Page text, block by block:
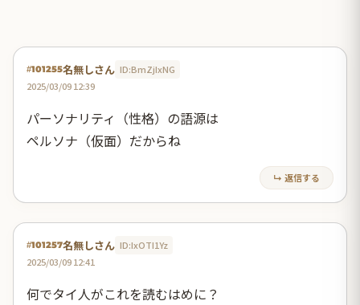
#101255名無しさん ID:BmZjIxNG
2025/03/09 12:39
パーソナリティ（性格）の語源は
ペルソナ（仮面）だからね
↳ 返信する
#101257名無しさん ID:IxOTI1Yz
2025/03/09 12:41
何でタイ人がこれを読むはめに？